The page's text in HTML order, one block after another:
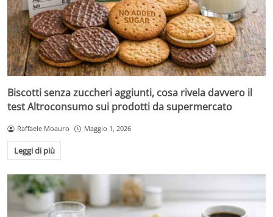
Biscotti senza zuccheri aggiunti, cosa rivela davvero il
test Altroconsumo sui prodotti da supermercato
Raffaele Moauro Maggio 1, 2026
Leggi di più